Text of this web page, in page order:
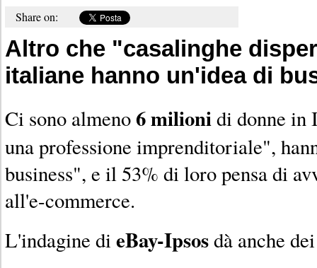
Share on:
Altro che "casalinghe
italiane hanno un'idea di
Ci sono almeno6 milionidi donne in
una professione imprenditoriale",
business", e il 53% di loro pensa di
all'e-commerce.
L'indagine dieBay-Ipsosdà anche